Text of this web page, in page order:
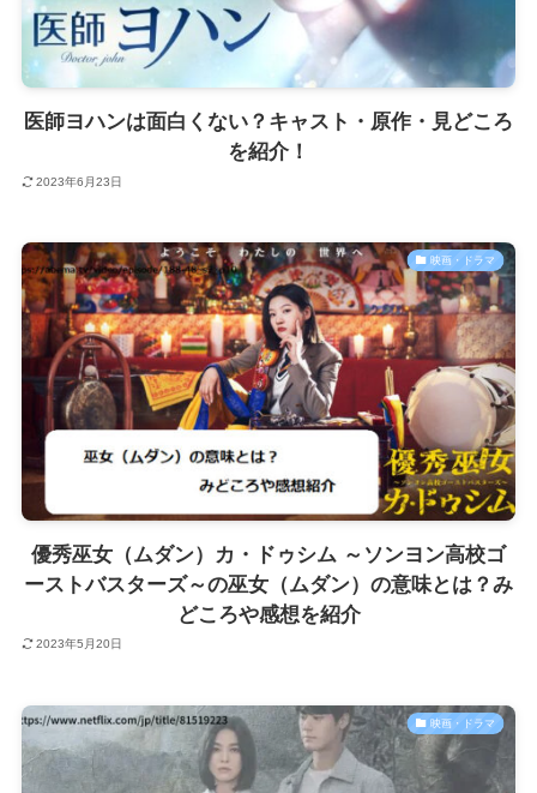
医師ヨハンは面白くない？キャスト・原作・見どころ
を紹介！
2023年6月23日
映画・ドラマ
優秀巫女（ムダン）カ・ドゥシム ～ソンヨン高校ゴ
ーストバスターズ～の巫女（ムダン）の意味とは？み
どころや感想を紹介
2023年5月20日
映画・ドラマ